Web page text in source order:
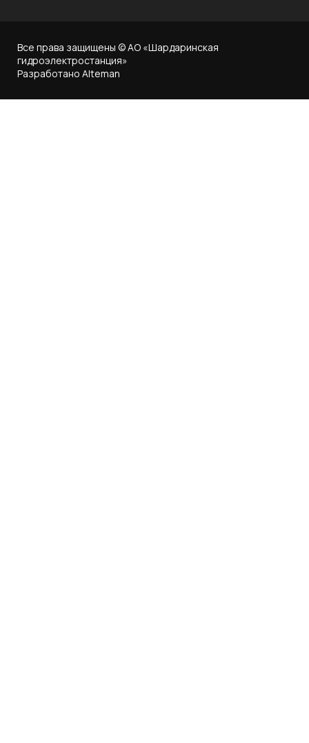
Все права защищены © АО «Шардаринская
гидроэлектростанция»
Разработано Alteman